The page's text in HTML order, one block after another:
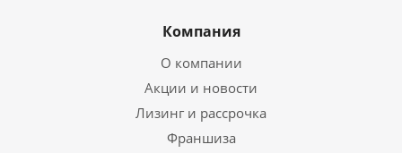
Компания
О компании
Акции и новости
Лизинг и рассрочка
Франшиза